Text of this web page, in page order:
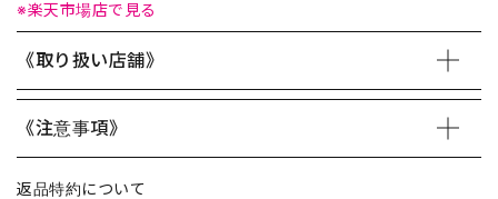
※楽天市場店で見る
《取り扱い店舗》
《注意事項》
返品特約について